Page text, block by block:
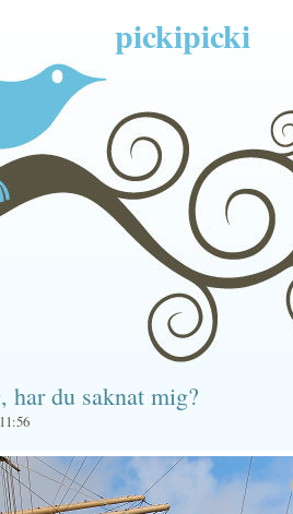
pickipicki
har du saknat mig?